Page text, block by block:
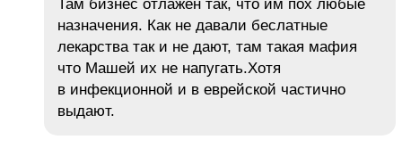
Там бизнес отлажен так, что им пох любые
назначения. Как не давали беслатные
лекарства так и не дают, там такая мафия
что Машей их не напугать.Хотя
в инфекционной и в еврейской частично
выдают.